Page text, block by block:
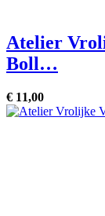
Atelier
Boll…
€ 11,00